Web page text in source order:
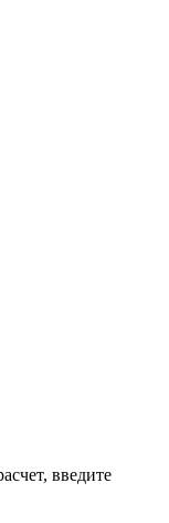
введите